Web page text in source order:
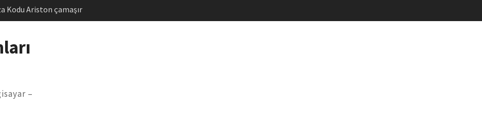
Kodu Ariston çamaşır
Sorunu
F5 Hatası Çözüm
E3 Arızası Çözümü
–